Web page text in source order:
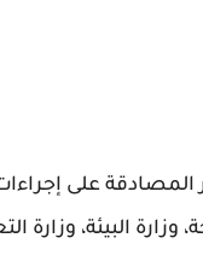
على إجراءات
البيئة، وزارة